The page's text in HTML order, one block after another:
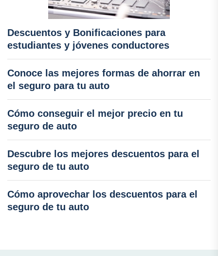
Descuentos y Bonificaciones para
estudiantes y jóvenes conductores
Conoce las mejores formas de ahorrar en
el seguro para tu auto
Cómo conseguir el mejor precio en tu
seguro de auto
Descubre los mejores descuentos para el
seguro de tu auto
Cómo aprovechar los descuentos para el
seguro de tu auto